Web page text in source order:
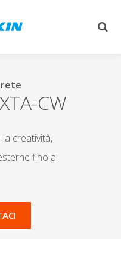
CW
la creatività,
fino a